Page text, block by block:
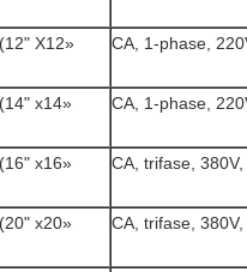
X12»
CA, 1-phase,
x14»
CA, 1-phase,
x16»
CA, trifase, 380V,
x20»
CA, trifase,